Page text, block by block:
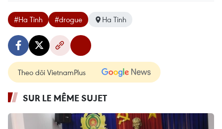
#Ha Tinh #drogue Ha Tinh
Theo dõi VietnamPlus
SUR LE MÊME SUJET